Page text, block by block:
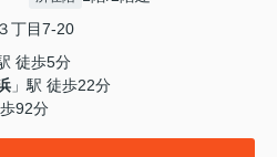
丁目7-20
徒歩5分
」駅 徒歩22分
92分